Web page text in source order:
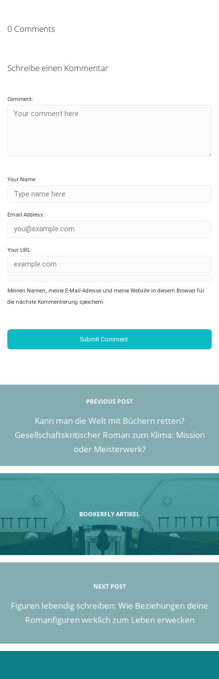
0 Comments
Schreibe einen Kommentar
Comment:
Your Name:
Email Address:
Your URL:
Meinen Namen, meine E-Mail-Adresse und meine Website in diesem Browser für
die nächste Kommentierung speichern.
PREVIOUS POST
Kann man die Welt mit Büchern retten?
Gesellschaftskritischer Roman zum Klima: Mission
oder Meisterwerk?
BOOKERFLY ARTIKEL
NEXT POST
Figuren lebendig schreiben: Wie Beziehungen deine
Romanfiguren wirklich zum Leben erwecken